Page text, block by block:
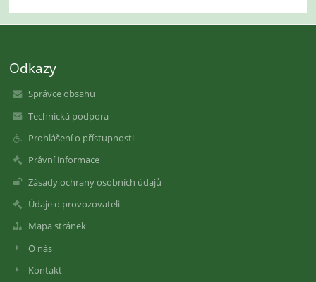
Odkazy
Správce obsahu
Technická podpora
Prohlášení o přístupnosti
Právní informace
Zásady ochrany osobních údajů
Údaje o provozovateli
Mapa stránek
O nás
Kontakt